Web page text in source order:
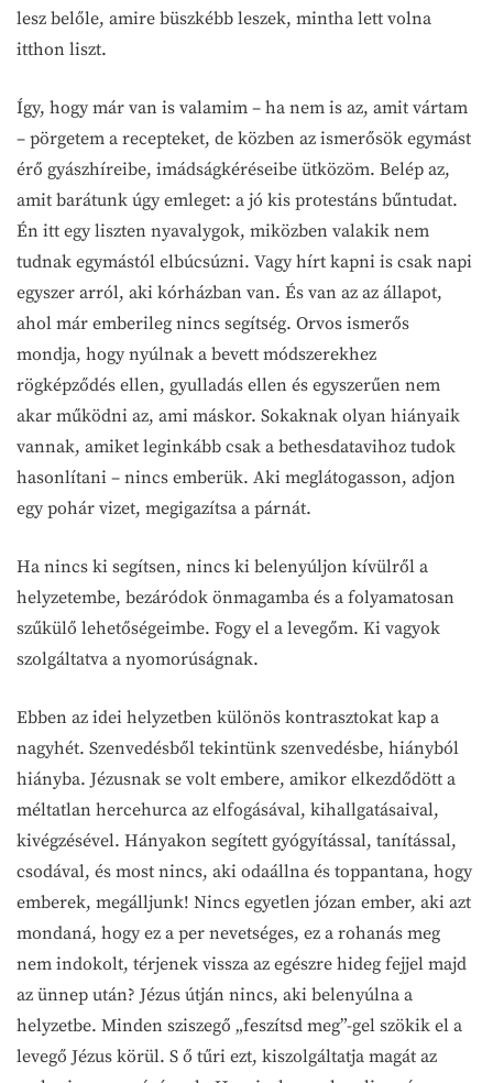
lesz belőle, amire büszkébb leszek, mintha lett volna
itthon liszt.
Így, hogy már van is valamim – ha nem is az, amit vártam
– pörgetem a recepteket, de közben az ismerősök egymást
érő gyászhíreibe, imádságkéréseibe ütközöm. Belép az,
amit barátunk úgy emleget: a jó kis protestáns bűntudat.
Én itt egy liszten nyavalygok, miközben valakik nem
tudnak egymástól elbúcsúzni. Vagy hírt kapni is csak napi
egyszer arról, aki kórházban van. És van az az állapot,
ahol már emberileg nincs segítség. Orvos ismerős
mondja, hogy nyúlnak a bevett módszerekhez
rögképződés ellen, gyulladás ellen és egyszerűen nem
akar működni az, ami máskor. Sokaknak olyan hiányaik
vannak, amiket leginkább csak a bethesdatavihoz tudok
hasonlítani – nincs emberük. Aki meglátogasson, adjon
egy pohár vizet, megigazítsa a párnát.
Ha nincs ki segítsen, nincs ki belenyúljon kívülről a
helyzetembe, bezáródok önmagamba és a folyamatosan
szűkülő lehetőségeimbe. Fogy el a levegőm. Ki vagyok
szolgáltatva a nyomorúságnak.
Ebben az idei helyzetben különös kontrasztokat kap a
nagyhét. Szenvedésből tekintünk szenvedésbe, hiányból
hiányba. Jézusnak se volt embere, amikor elkezdődött a
méltatlan hercehurca az elfogásával, kihallgatásaival,
kivégzésével. Hányakon segített gyógyítással, tanítással,
csodával, és most nincs, aki odaállna és toppantana, hogy
emberek, megálljunk! Nincs egyetlen józan ember, aki azt
mondaná, hogy ez a per nevetséges, ez a rohanás meg
nem indokolt, térjenek vissza az egészre hideg fejjel majd
az ünnep után? Jézus útján nincs, aki belenyúlna a
helyzetbe. Minden sziszegő „feszítsd meg”-gel szökik el a
levegő Jézus körül. S ő tűri ezt, kiszolgáltatja magát az